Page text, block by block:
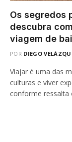
Os segredos
descubra
viagem de
POR DIEGO
Viajar é uma das
culturas e viver
conforme